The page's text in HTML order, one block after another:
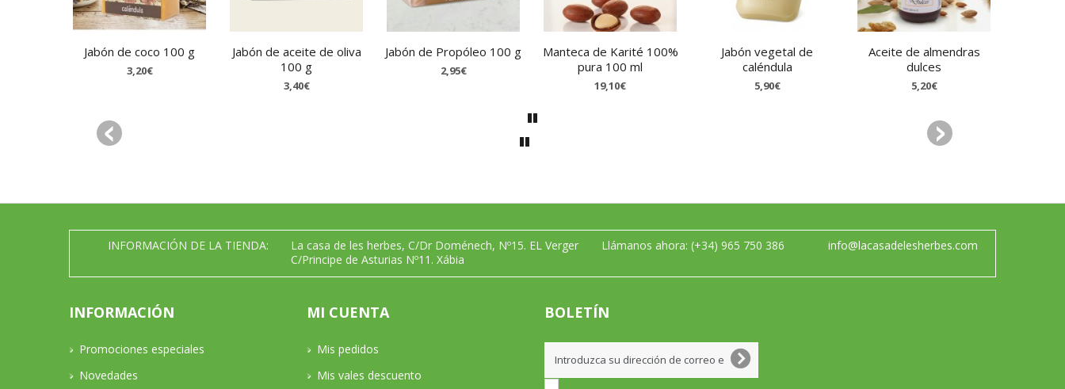
Jabón de coco 100 g
3,20€
Jabón de aceite de oliva
100 g
3,40€
Jabón de Propóleo 100 g
2,95€
Manteca de Karité 100%
pura 100 ml
19,10€
Jabón vegetal de
caléndula
5,90€
Aceite de almendras
dulces
5,20€
INFORMACIÓN DE LA TIENDA:
La casa de les herbes, C/Dr Doménech, Nº15. EL Verger
C/Principe de Asturias Nº11. Xábia
Llámanos ahora: (+34) 965 750 386 info@lacasadelesherbes.com
INFORMACIÓN
Promociones especiales
Novedades
MI CUENTA
Mis pedidos
Mis vales descuento
BOLETÍN